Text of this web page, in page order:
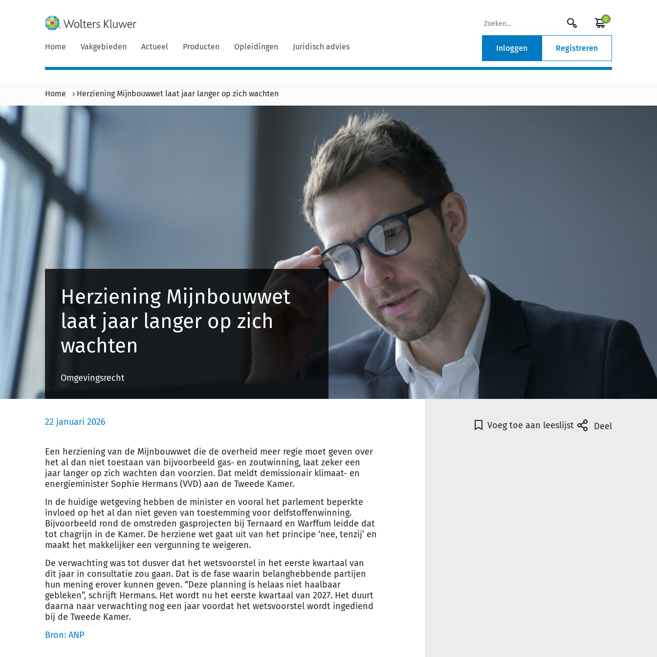
0
Home Vakgebieden Actueel Producten Opleidingen Juridisch advies Inloggen Registreren
Home › Herziening Mijnbouwwet laat jaar langer op zich wachten
Herziening Mijnbouwwet
laat jaar langer op zich
wachten
Omgevingsrecht
22 januari 2026
Een herziening van de Mijnbouwwet die de overheid meer regie moet geven over
het al dan niet toestaan van bijvoorbeeld gas- en zoutwinning, laat zeker een
jaar langer op zich wachten dan voorzien. Dat meldt demissionair klimaat- en
energieminister Sophie Hermans (VVD) aan de Tweede Kamer.
In de huidige wetgeving hebben de minister en vooral het parlement beperkte
invloed op het al dan niet geven van toestemming voor delfstoffenwinning.
Bijvoorbeeld rond de omstreden gasprojecten bij Ternaard en Warffum leidde dat
tot chagrijn in de Kamer. De herziene wet gaat uit van het principe ‘nee, tenzij’ en
maakt het makkelijker een vergunning te weigeren.
De verwachting was tot dusver dat het wetsvoorstel in het eerste kwartaal van
dit jaar in consultatie zou gaan. Dat is de fase waarin belanghebbende partijen
hun mening erover kunnen geven. “Deze planning is helaas niet haalbaar
gebleken”, schrijft Hermans. Het wordt nu het eerste kwartaal van 2027. Het duurt
daarna naar verwachting nog een jaar voordat het wetsvoorstel wordt ingediend
bij de Tweede Kamer.
Bron: ANP
Voeg toe aan leeslijst Deel